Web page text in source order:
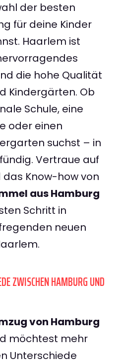
der besten
für deine Kinder
Haarlem ist
die hohe Qualität
Kindergärten. Ob
Schule, eine
oder einen
suchst – in
Vertraue auf
Know-how von
aus Hamburg
Schritt in
neuen
ZWISCHEN HAMBURG UND
von Hamburg
möchtest mehr
Unterschiede